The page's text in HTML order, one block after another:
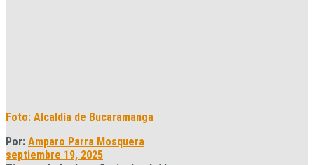
Foto: Alcaldía de Bucaramanga
Por: Amparo Parra Mosquera
septiembre 19, 2025